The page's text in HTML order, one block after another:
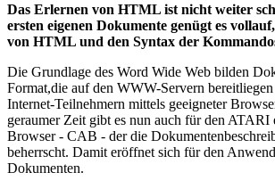
Das Erlernen von HTML ist nicht weiter
ersten eigenen Dokumente genügt es
von HTML und den Syntax der
Die Grundlage des Word Wide Web bilden
Format,die auf den WWW-Servern
Internet-Teilnehmern mittels geeigneter
geraumer Zeit gibt es nun auch für den
Browser - CAB - der die
beherrscht. Damit eröffnet sich für den
Dokumenten.